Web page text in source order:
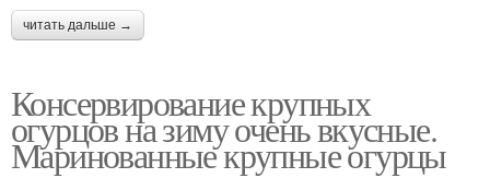
читать дальше →
Консервирование крупных
огурцов на зиму очень вкусные.
Маринованные крупные огурцы